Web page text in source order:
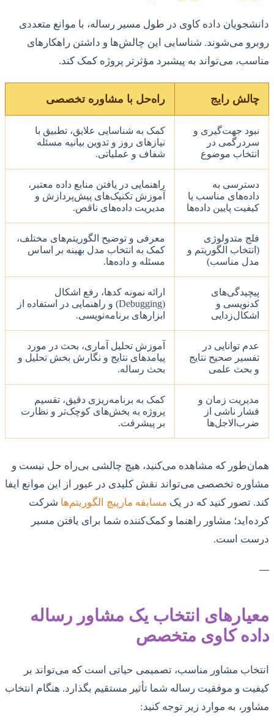
دانشجویان داده کاوی در طول مسیر رساله، با موانع متعددی
روبرو می‌شوند. شناسایی این چالش‌ها و داشتن راهکارهای
مناسب، می‌تواند به پیشبرد مؤثرتر پروژه کمک کند.
چالش رایج راه‌حل با مشاوره تخصصی
نبود جهت‌گیری و
سردرگمی در
انتخاب موضوع
کمک به شناسایی علایق، تطبیق با
نیازهای روز و تدوین بیانیه مسئله
شفاف و عملیاتی.
دسترسی به
داده‌های مناسب یا
کیفیت پایین داده‌ها
راهنمایی در یافتن منابع داده معتبر،
آموزش تکنیک‌های پیش‌پردازش و
مدیریت داده‌های ناقص.
فلج متدولوژی
(انتخاب الگوریتم و
مدل مناسب)
معرفی و توضیح الگوریتم‌های مختلف،
کمک به انتخاب مدل بهینه بر اساس
مسئله و داده‌ها.
پیچیدگی‌های
کدنویسی و
اشکال‌زدایی
ارائه نمونه کدها، رفع اشکال
(Debugging) و راهنمایی در استفاده از
ابزارهای برنامه‌نویسی.
عدم توانایی در
تفسیر صحیح نتایج
و بحث علمی
آموزش تحلیل آماری، بحث در مورد
پیامدهای نتایج و نگارش بخش تحلیل و
بحث رساله.
مدیریت زمان و
فشار ناشی از
ضرب‌الاجل‌ها
کمک به برنامه‌ریزی دقیق، تقسیم
پروژه به بخش‌های کوچک‌تر و نظارت
بر پیشرفت.
همان‌طور که مشاهده می‌کنید، هیچ چالشی بی‌راه حل نیست و
مشاوره تخصصی می‌تواند نقش کلیدی در عبور از این موانع ایفا
کند. تصور کنید که در یک مسابقه مارپیچ الگوریتم‌ها شرکت
کرده‌اید؛ مشاور راهنما و کمک‌کننده شما برای یافتن مسیر
درست است.
—
معیارهای انتخاب یک مشاور رساله
داده کاوی متخصص
انتخاب مشاور مناسب، تصمیمی حیاتی است که می‌تواند بر
کیفیت و موفقیت رساله شما تأثیر مستقیم بگذارد. هنگام انتخاب
مشاور، به موارد زیر توجه کنید: